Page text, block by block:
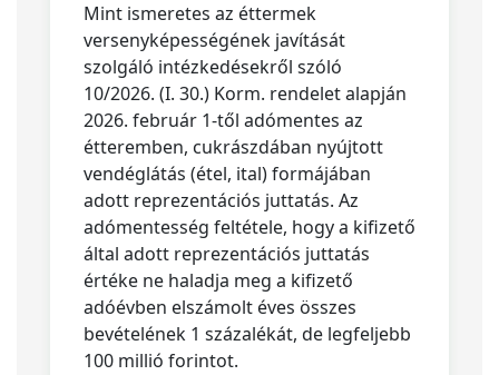
Mint ismeretes az éttermek
versenyképességének javítását
szolgáló intézkedésekről szóló
10/2026. (I. 30.) Korm. rendelet alapján
2026. február 1-től adómentes az
étteremben, cukrászdában nyújtott
vendéglátás (étel, ital) formájában
adott reprezentációs juttatás. Az
adómentesség feltétele, hogy a kifizető
által adott reprezentációs juttatás
értéke ne haladja meg a kifizető
adóévben elszámolt éves összes
bevételének 1 százalékát, de legfeljebb
100 millió forintot.